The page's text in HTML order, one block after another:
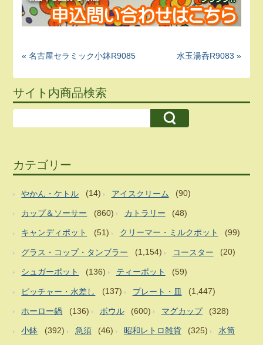
« 名古屋セラミック小鉢R9085 水玉湯呑R9083 »
サイト内商品検索
カテゴリー
やかん・ケトル (14) アイスクリーム (90)
カップ＆ソーサー (860) カトラリー (48)
キャンディポット (51) クリーマー・ミルクポット (99)
グラス・コップ・タンブラー (1,154) コースター (20)
シュガーポット (136) ティーポット (59)
ピッチャー・水差し (137) プレート・皿 (1,447)
ホーロー鍋 (136) ボウル (600) マグカップ (328)
小鉢 (392) 急須 (46) 昭和レトロ雑貨 (325) 水筒